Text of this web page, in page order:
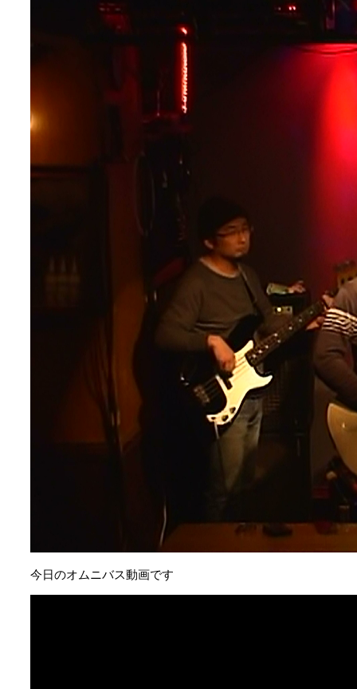
今日のオムニバス動画です